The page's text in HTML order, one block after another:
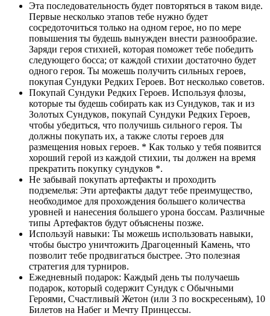
Эта последовательность будет повторяться в таком виде.
Первые несколько этапов тебе нужно будет
сосредоточиться только на одном герое, но по мере
повышения ты будешь вынужден внести разнообразие.
Заряди героя стихией, которая поможет тебе победить
следующего босса; от каждой стихии достаточно будет
одного героя. Ты можешь получить сильных героев,
покупая Сундуки Редких Героев. Вот несколько советов.
Покупай Сундуки Редких Героев. Используя флозы,
которые ты будешь собирать как из Сундуков, так и из
Золотых Сундуков, покупай Сундуки Редких Героев,
чтобы убедиться, что получишь сильного героя. Ты
должны покупать их, а также слоты героев для
размещения новых героев. * Как только у тебя появится
хороший герой из каждой стихии, ты должен на время
прекратить покупку сундуков *.
Не забывай покупать артефакты и проходить
подземелья: Эти артефакты дадут тебе преимущество,
необходимое для прохождения большего количества
уровней и нанесения большего урона боссам. Различные
типы Артефактов будут объяснены позже.
Используй навыки: Ты можешь использовать навыки,
чтобы быстро уничтожить Драгоценный Камень, что
позволит тебе продвигаться быстрее. Это полезная
стратегия для турниров.
Ежедневный подарок: Каждый день ты получаешь
подарок, который содержит Сундук с Обычными
Героями, Счастливый Жетон (или 3 по воскресеньям), 10
Билетов на Набег и Мечту Принцессы.